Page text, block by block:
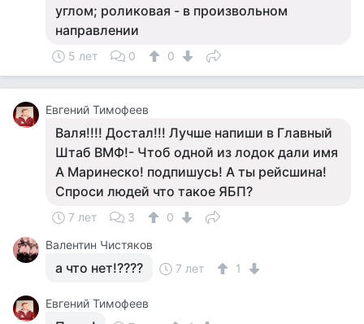
углом; роликовая - в произвольном
направлении
5 лет 0 0
Евгений Тимофеев
Валя!!!! Достал!!! Лучше напиши в Главный
Штаб ВМФ!- Чтоб одной из лодок дали имя
А Маринеско! подпишусь! А ты рейсшина!
Спроси людей что такое ЯБП?
7 лет 3
0
Валентин Чистяков
а что нет!???? 7 лет 1
Евгений Тимофеев